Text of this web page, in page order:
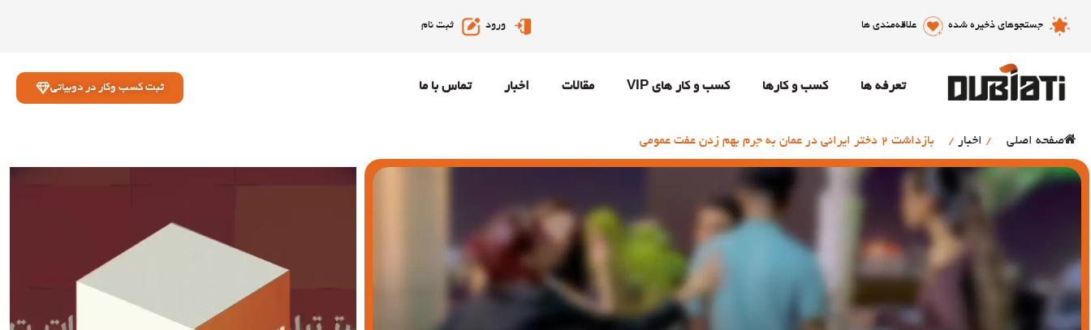
جستجوهای ذخیره شده علاقه‌مندی ها ورود ثبت نام
تعرفه ها کسب و کارها کسب و کار های VIP مقالات اخبار تماس با ما ثبت کسب وکار در دوبیاتی
صفحه اصلی / اخبار / بازداشت 2 دختر ایرانی در عمان به جرم بهم زدن عفت عمومی